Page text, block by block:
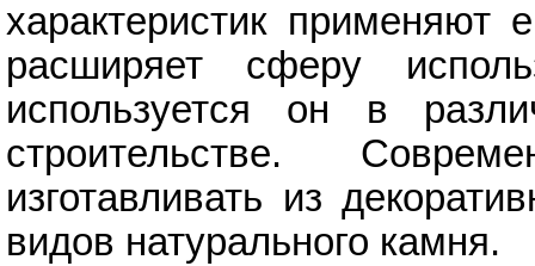
характеристик применяют
расширяет сферу
используется он в
строительстве.
изготавливать из
видов натурального камня.